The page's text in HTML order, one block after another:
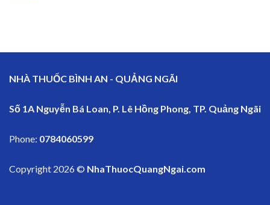
NHÀ THUỐC BÌNH AN - QUẢNG NGÃI
Số 1A Nguyễn Bá Loan, P. Lê Hồng Phong, TP. Quảng Ngãi
Phone: 0784060599
Copyright 2026 © NhaThuocQuangNgai.com